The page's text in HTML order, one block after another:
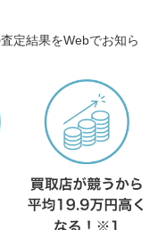
定結果をWebでお知ら